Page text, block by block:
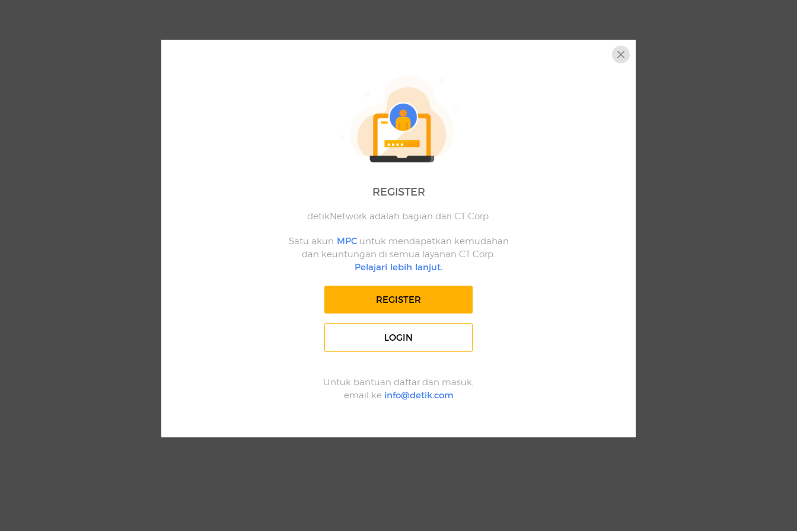
REGISTER
detikNetwork adalah bagian dari CT Corp.
Satu akun MPCuntuk mendapatkan kemudahan
dan keuntungan di semua layanan CT Corp.
Pelajari lebih lanjut.
REGISTER
LOGIN
Untuk bantuan daftar dan masuk,
email ke info@detik.com